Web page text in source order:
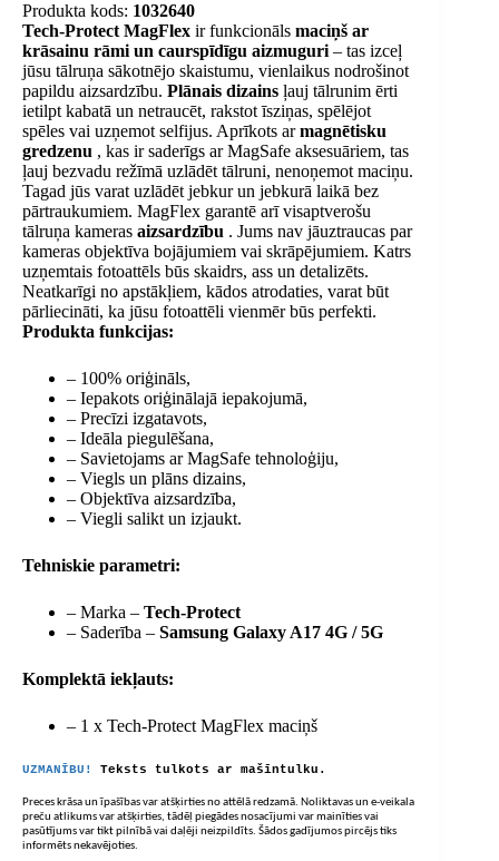
Produkta kods: 1032640
Tech-Protect MagFlex ir funkcionāls maciņš ar
krāsainu rāmi un caurspīdīgu aizmuguri – tas izceļ
jūsu tālruņa sākotnējo skaistumu, vienlaikus nodrošinot
papildu aizsardzību. Plānais dizains ļauj tālrunim ērti
ietilpt kabatā un netraucēt, rakstot īsziņas, spēlējot
spēles vai uzņemot selfijus. Aprīkots armagnētisku
gredzenu , kas ir saderīgs ar MagSafe aksesuāriem, tas
ļauj bezvadu režīmā uzlādēt tālruni, nenoņemot maciņu.
Tagad jūs varat uzlādēt jebkur un jebkurā laikā bez
pārtraukumiem. MagFlex garantē arī visaptverošu
tālruņa kameras aizsardzību . Jums nav jāuztraucas par
kameras objektīva bojājumiem vai skrāpējumiem. Katrs
uzņemtais fotoattēls būs skaidrs, ass un detalizēts.
Neatkarīgi no apstākļiem, kādos atrodaties, varat būt
pārliecināti, ka jūsu fotoattēli vienmēr būs perfekti.
Produkta funkcijas:
– 100% oriģināls,
– Iepakots oriģinālajā iepakojumā,
– Precīzi izgatavots,
– Ideāla piegulēšana,
– Savietojams ar MagSafe tehnoloģiju,
– Viegls un plāns dizains,
– Objektīva aizsardzība,
– Viegli salikt un izjaukt.
Tehniskie parametri:
– Marka – Tech-Protect
– Saderība – Samsung Galaxy A17 4G / 5G
Komplektā iekļauts:
– 1 x Tech-Protect MagFlex maciņš
UZMANĪBU! Teksts tulkots ar mašīntulku.
Preces krāsa un īpašības var atšķirties no attēlā redzamā. Noliktavas un e-veikala
preču atlikums var atšķirties, tādēļ piegādes nosacījumi var mainīties vai
pasūtījums var tikt pilnībā vai daļēji neizpildīts. Šādos gadījumos pircējs tiks
informēts nekavējoties.